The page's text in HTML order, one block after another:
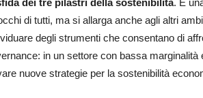
di tutti, ma si allarga anche agli altri
degli strumenti che consentano di
in un settore con bassa
nuove strategie per la sostenibilità